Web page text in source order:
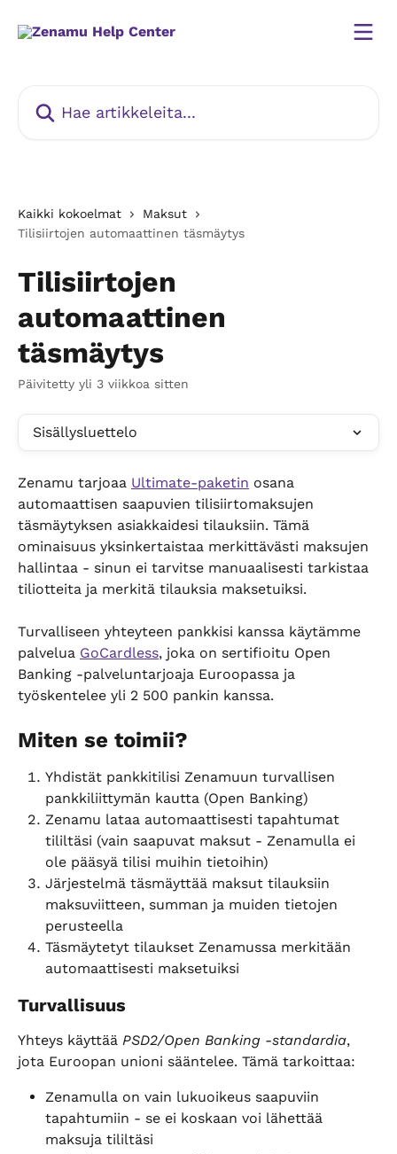
Kaikki kokoelmat
Maksut
Tilisiirtojen automaattinen täsmäytys
Tilisiirtojen
automaattinen
täsmäytys
Päivitetty yli 3 viikkoa sitten
Sisällysluettelo
Zenamu tarjoaa Ultimate-paketin osana
automaattisen saapuvien tilisiirtomaksujen
täsmäytyksen asiakkaidesi tilauksiin. Tämä
ominaisuus yksinkertaistaa merkittävästi maksujen
hallintaa - sinun ei tarvitse manuaalisesti tarkistaa
tiliotteita ja merkitä tilauksia maksetuiksi.
Turvalliseen yhteyteen pankkisi kanssa käytämme
palvelua GoCardless, joka on sertifioitu Open
Banking -palveluntarjoaja Euroopassa ja
työskentelee yli 2 500 pankin kanssa.
Miten se toimii?
Yhdistät pankkitilisi Zenamuun turvallisen
pankkiliittymän kautta (Open Banking)
Zenamu lataa automaattisesti tapahtumat
tililtäsi (vain saapuvat maksut - Zenamulla ei
ole pääsyä tilisi muihin tietoihin)
Järjestelmä täsmäyttää maksut tilauksiin
maksuviitteen, summan ja muiden tietojen
perusteella
Täsmäytetyt tilaukset Zenamussa merkitään
automaattisesti maksetuiksi
Turvallisuus
Yhteys käyttää PSD2/Open Banking -standardia,
jota Euroopan unioni sääntelee. Tämä tarkoittaa:
Zenamulla on vain lukuoikeus saapuviin
tapahtumiin - se ei koskaan voi lähettää
maksuja tililtäsi